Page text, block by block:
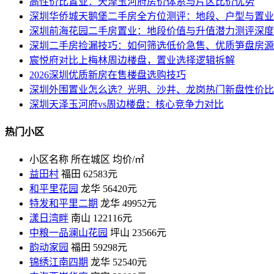
深圳华侨城天鹅堡二手房全方位测评：地段、户型与置
深圳前海花园二手房置业：地段价值与升值潜力测评深
深圳二手房捡漏技巧：如何筛选低价急售、优质笋盘房源
宸悦府对比上梅林周边楼盘，置业选择逻辑拆解
2026深圳优质新房在售楼盘选购技巧
深圳外围置业怎么选？光明、沙井、龙岗热门新盘性价
深圳天泽玉河府vs周边楼盘：核心竞争力对比
热门小区
小区名称 所在城区 均价/㎡
益田村 福田 62583元
和平里花园 龙华 56420元
特发和平里二期 龙华 49952元
漾日湾畔 南山 122116元
中粮一品澜山花园 坪山 23566元
韵动家园 福田 59298元
锦绣江南四期 龙华 52540元